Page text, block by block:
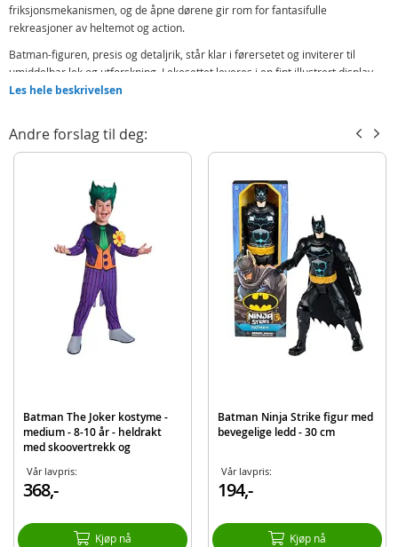
friksjonsmekanismen, og de åpne dørene gir rom for fantasifulle
rekreasjoner av heltemot og action.
Batman-figuren, presis og detaljrik, står klar i førersetet og inviterer til
umiddelbar lek og utforskning. Lekesettet leveres i en fint illustrert display-
eske – perfekt både som gave og til utstilling hjemme.
en trofast gjengivelse i matt svart finish som skinner av kvalitetsfølelse og
troverdighet.
Batmobile bil
Batman-actionfigur i metall
Detaljer:
Mål eske: ca. 30 cm
Mål bil: ca. 21 cm
Materiale: metall
Alder: fra 8 år
EAN 4006333080258
Merke
Les hele beskrivelsen
Andre forslag til deg:
Batman The Joker kostyme -
medium - 8-10 år - heldrakt
med skoovertrekk og
Vår lavpris:
368,-
Kjøp nå
Batman Ninja Strike figur med
bevegelige ledd - 30 cm
Vår lavpris:
194,-
Kjøp nå